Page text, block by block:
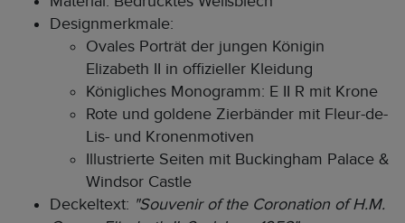
Designmerkmale:
Ovales Porträt der jungen Königin
Elizabeth II in offizieller Kleidung
Königliches Monogramm: E II R mit Krone
Rote und goldene Zierbänder mit Fleur-de-
Lis- und Kronenmotiven
Illustrierte Seiten mit Buckingham Palace &
Windsor Castle
Deckeltext: "Souvenir of the Coronation of H.M.